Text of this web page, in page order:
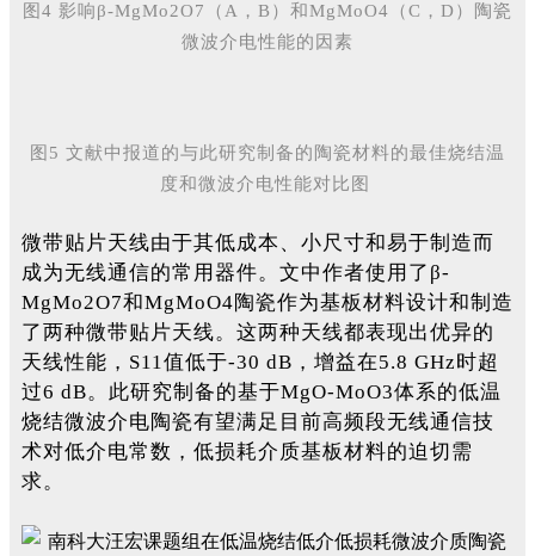
图4 影响β-MgMo2O7（A，B）和MgMoO4（C，D）陶瓷
微波介电性能的因素
图5 文献中报道的与此研究制备的陶瓷材料的最佳烧结温
度和微波介电性能对比图
微带贴片天线由于其低成本、小尺寸和易于制造而
成为无线通信的常用器件。文中作者使用了β-
MgMo2O7和MgMoO4陶瓷作为基板材料设计和制造
了两种微带贴片天线。这两种天线都表现出优异的
天线性能，S11值低于-30 dB，增益在5.8 GHz时超
过6 dB。此研究制备的基于MgO-MoO3体系的低温
烧结微波介电陶瓷有望满足目前高频段无线通信技
术对低介电常数，低损耗介质基板材料的迫切需
求。